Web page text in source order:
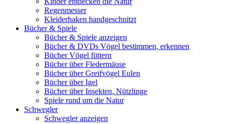
Regenmesser
Kleiderhaken handgeschnitzt
Bücher & Spiele
Bücher & Spiele anzeigen
Bücher & DVDs Vögel bestimmen, erkennen
Bücher Vögel füttern
Bücher über Fledermäuse
Bücher über Greifvögel Eulen
Bücher über Igel
Bücher über Insekten, Nützlinge
Spiele rund um die Natur
Schwegler
Schwegler anzeigen